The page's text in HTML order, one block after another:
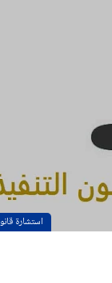
استشارة